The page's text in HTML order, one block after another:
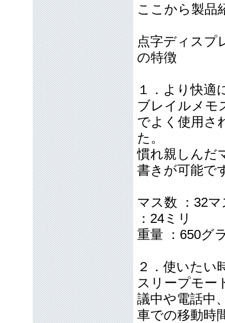
ここから製品
点字ディスプ
の特徴
１．より快適
ブレイルメモ
でよく使用さ
た。
慣れ親しんだ
書きが可能で
マス数 ：32
：24ミリ
重量 ：650グ
２．使いたい
スリープモー
議中や電話中
車での移動時